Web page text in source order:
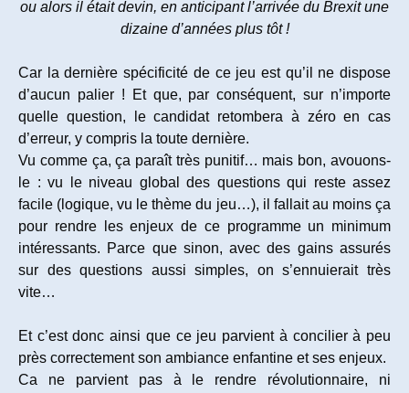
ou alors il était devin, en anticipant l’arrivée du Brexit une
dizaine d’années plus tôt !
Car la dernière spécificité de ce jeu est qu’il ne dispose
d’aucun palier ! Et que, par conséquent, sur n’importe
quelle question, le candidat retombera à zéro en cas
d’erreur, y compris la toute dernière.
Vu comme ça, ça paraît très punitif… mais bon, avouons-
le : vu le niveau global des questions qui reste assez
facile (logique, vu le thème du jeu…), il fallait au moins ça
pour rendre les enjeux de ce programme un minimum
intéressants. Parce que sinon, avec des gains assurés
sur des questions aussi simples, on s’ennuierait très
vite…
Et c’est donc ainsi que ce jeu parvient à concilier à peu
près correctement son ambiance enfantine et ses enjeux.
Ca ne parvient pas à le rendre révolutionnaire, ni